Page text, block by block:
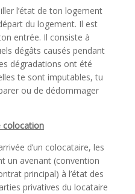
l’état de ton logement
du logement. Il est
entrée. Il consiste à
dégâts causés pendant
dégradations ont été
te sont imputables, tu
ou de dédommager
colocation
d’un colocataire, les
un avenant (convention
principal) à l’état des
privatives du locataire